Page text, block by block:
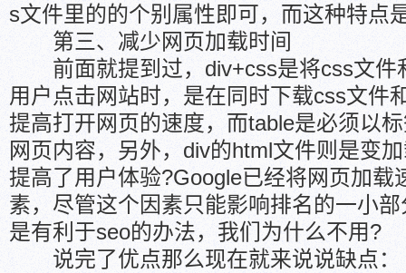
s文件里的的个别属性即可，而这种特点
第三、减少网页加载时间
前面就提到过，div+css是将css文件
用户点击网站时，是在同时下载css文件
提高打开网页的速度，而table是必须以
网页内容，另外，div的html文件则是变
提高了用户体验?Google已经将网页加载
素，尽管这个因素只能影响排名的一小
是有利于seo的办法，我们为什么不用?
说完了优点那么现在就来说说缺点：